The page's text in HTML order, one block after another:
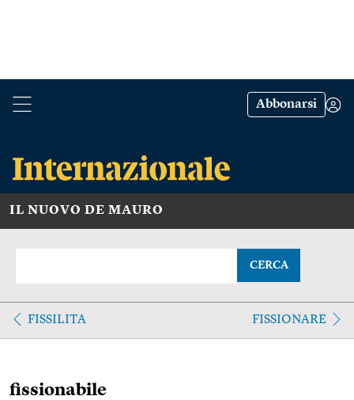
Abbonarsi
IL NUOVO DE MAURO
CERCA
FISSILITA FISSIONARE
fissionabile